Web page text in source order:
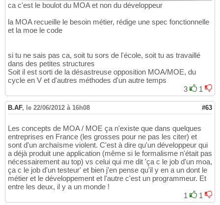
ca c'est le boulot du MOA et non du développeur
la MOA recueille le besoin métier, rédige une spec fonctionnelle
et la moe le code
si tu ne sais pas ca, soit tu sors de l'école, soit tu as travaillé
dans des petites structures
Soit il est sorti de la désastreuse opposition MOA/MOE, du
cycle en V et d'autres méthodes d'un autre temps
3
1
B.AF, le 22/06/2012 à 16h08 #63
Les concepts de MOA / MOE ça n'existe que dans quelques
entreprises en France (les grosses pour ne pas les citer) et
sont d'un archaïsme violent. C'est à dire qu'un développeur qui
a déjà produit une application (même si le formalisme n'était pas
nécessairement au top) vs celui qui me dit 'ça c le job d'un moa,
ça c le job d'un testeur' et bien j'en pense qu'il y en a un dont le
métier et le développement et l'autre c'est un programmeur. Et
entre les deux, il y a un monde !
1
1